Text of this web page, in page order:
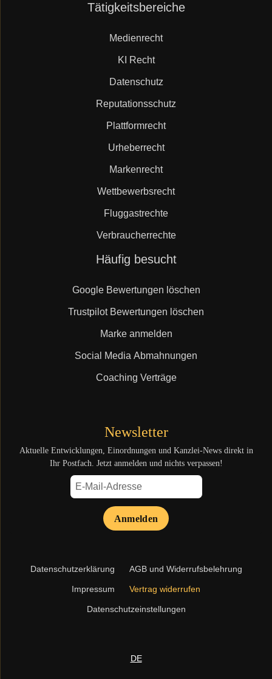
Tätigkeitsbereiche
Medienrecht
KI Recht
Datenschutz
Reputationsschutz
Plattformrecht
Urheberrecht
Markenrecht
Wettbewerbsrecht
Fluggastrechte
Verbraucherrechte
Häufig besucht
Google Bewertungen löschen
Trustpilot Bewertungen löschen
Marke anmelden
Social Media Abmahnungen
Coaching Verträge
Newsletter
Aktuelle Entwicklungen, Einordnungen und Kanzlei-News direkt in
Ihr Postfach. Jetzt anmelden und nichts verpassen!
Anmelden
Navigation
Datenschutzerklärung AGB und Widerrufsbelehrung
Impressum Vertrag widerrufen
Datenschutzeinstellungen
DE